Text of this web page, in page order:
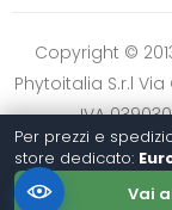
Copyright ©
Phytoitalia S.r.l
IVA
Per prezzi e
store dedicato:
Vai